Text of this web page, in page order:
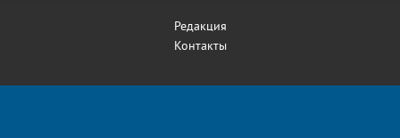
Редакция
Контакты